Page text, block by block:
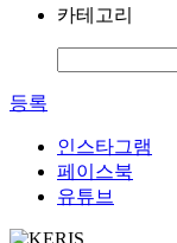
카테고리
등록
인스타그램
페이스북
유튜브